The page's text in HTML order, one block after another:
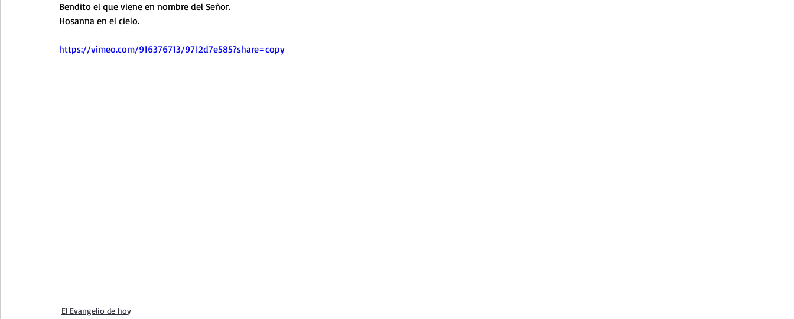
Bendito el que viene en nombre del Señor.
Hosanna en el cielo.
https://vimeo.com/916376713/9712d7e585?share=copy
El Evangelio de hoy